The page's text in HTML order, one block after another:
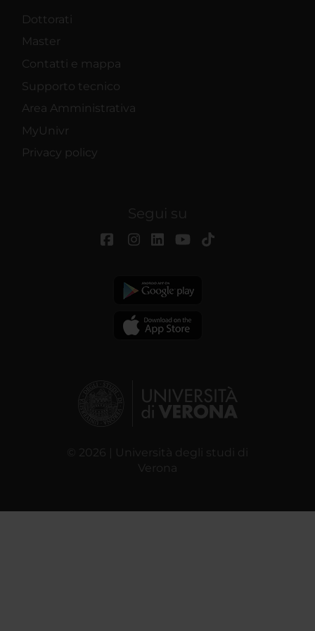
Dottorati
Master
Contatti e mappa
Supporto tecnico
Area Amministrativa
MyUnivr
Privacy policy
Segui su
© 2026 | Università degli studi di
Verona